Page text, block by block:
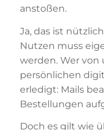
anstoßen.
Ja, das ist
Nutzen muss
werden. Wer
persönlichen
erledigt: Mails
Bestellungen
Doch es gilt wie